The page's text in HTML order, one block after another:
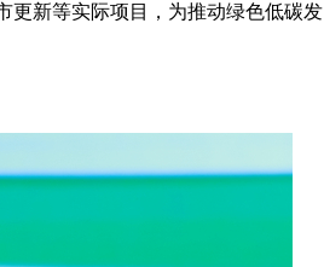
更新等实际项目，为推动绿色低碳发